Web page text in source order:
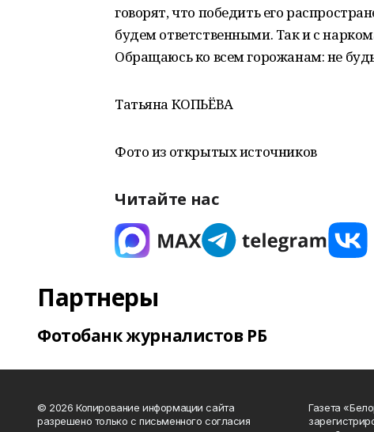
говорят, что победить его
будем ответственными. Так и с
Обращаюсь ко всем горожанам: не
Татьяна КОПЬЁВА
Фото из открытых источников
Читайте нас
Партнеры
Фотобанк журналистов РБ
© 2026 Копирование информации сайта
разрешено только с письменного согласия
Газета